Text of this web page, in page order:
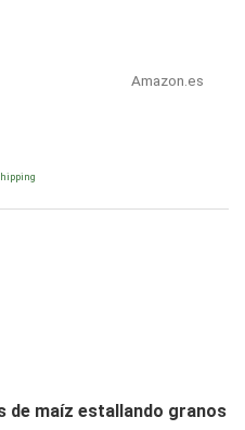
Amazon.es
de maíz estallando granos